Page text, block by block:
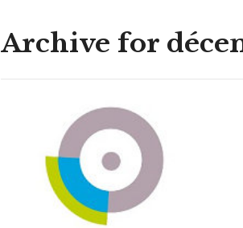
Archive for